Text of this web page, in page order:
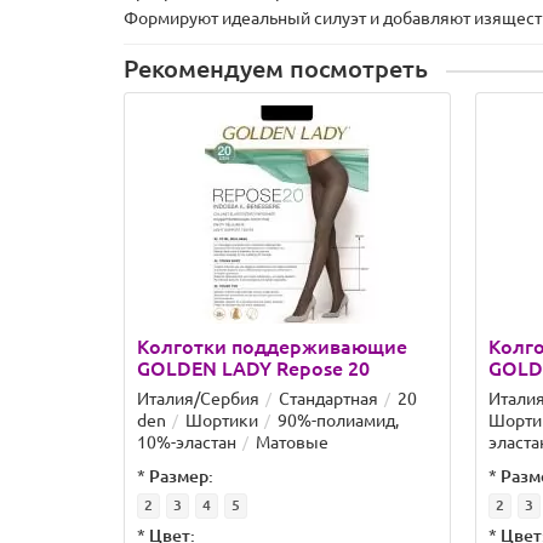
Формируют идеальный силуэт и добавляют
Рекомендуем посмотреть
Колготки поддерживающие
GOLDEN LADY Repose 20
Италия/Сербия Стандартная
20
den
Шортики
90%-полиамид,
10%-эластан
Матовые
* Размер:
2 3 4 5
* Цвет:
*
2 3
*